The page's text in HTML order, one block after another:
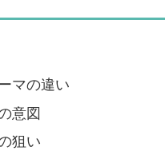
マの違い
意図
狙い